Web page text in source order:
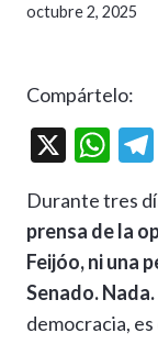
octubre 2, 2025
Compártelo:
X
W
at
s
A
p
Durante tres
prensa de la
Feijóo, ni una
Senado. Nada.
democracia,